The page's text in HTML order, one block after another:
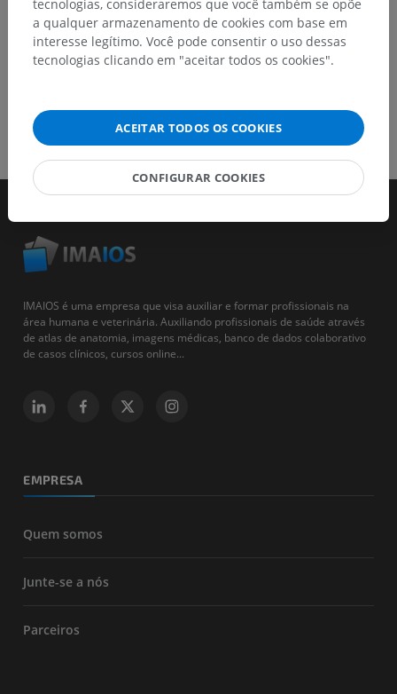
IMAIOS é uma empresa que visa auxiliar e formar profissionais na
área humana e veterinária. Auxiliando profissionais de saúde através
de atlas de anatomia, imagens médicas, banco de dados colaborativo
de casos clínicos, cursos online...
EMPRESA
Quem somos
Junte-se a nós
Parceiros
tecnologias, consideraremos que você também se opõe
a qualquer armazenamento de cookies com base em
interesse legítimo. Você pode consentir o uso dessas
tecnologias clicando em "aceitar todos os cookies".
ACEITAR TODOS OS COOKIES
CONFIGURAR COOKIES